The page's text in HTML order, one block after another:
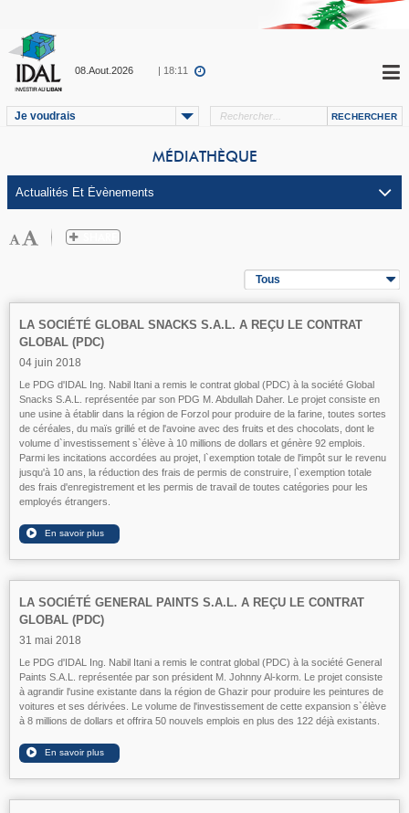
08.Aout.2026 | 18:11
Je voudrais
MÉDIATHÈQUE
Tous
LA SOCIÉTÉ GLOBAL SNACKS S.A.L. A REÇU LE CONTRAT
GLOBAL (PDC)
04 juin 2018
Le PDG d'IDAL Ing. Nabil Itani a remis le contrat global (PDC) à la société Global
Snacks S.A.L. représentée par son PDG M. Abdullah Daher. Le projet consiste en
une usine à établir dans la région de Forzol pour produire de la farine, toutes sortes
de céréales, du maïs grillé et de l'avoine avec des fruits et des chocolats, dont le
volume d`investissement s`élève à 10 millions de dollars et génère 92 emplois.
Parmi les incitations accordées au projet, l`exemption totale de l'impôt sur le revenu
jusqu'à 10 ans, la réduction des frais de permis de construire, l`exemption totale
des frais d'enregistrement et les permis de travail de toutes catégories pour les
employés étrangers.
LA SOCIÉTÉ GENERAL PAINTS S.A.L. A REÇU LE CONTRAT
GLOBAL (PDC)
31 mai 2018
Le PDG d'IDAL Ing. Nabil Itani a remis le contrat global (PDC) à la société General
Paints S.A.L. représentée par son président M. Johnny Al-korm. Le projet consiste
à agrandir l'usine existante dans la région de Ghazir pour produire les peintures de
voitures et ses dérivées. Le volume de l'investissement de cette expansion s`élève
à 8 millions de dollars et offrira 50 nouvels emplois en plus des 122 déjà existants.